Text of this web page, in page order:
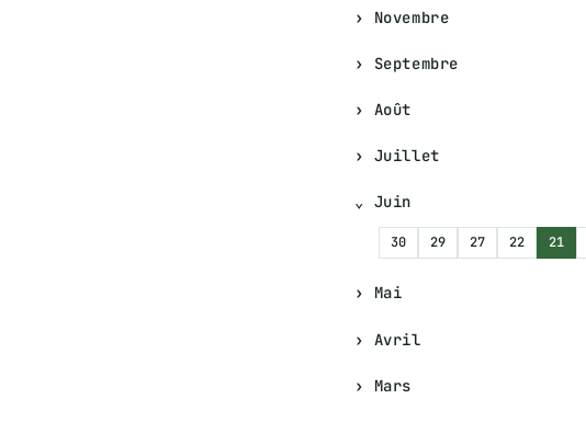
Novembre
Septembre
Août
Juillet
Juin
30 29 27 22 21
Mai
Avril
Mars